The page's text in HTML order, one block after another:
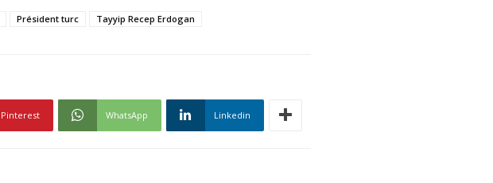
Président turc Tayyip Recep Erdogan
Pinterest WhatsApp Linkedin